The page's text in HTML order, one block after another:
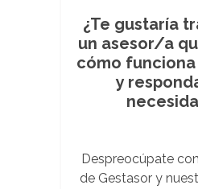
¿Te gustaría
un asesor/a
cómo
y
Despreocúpate
de Gestasor y